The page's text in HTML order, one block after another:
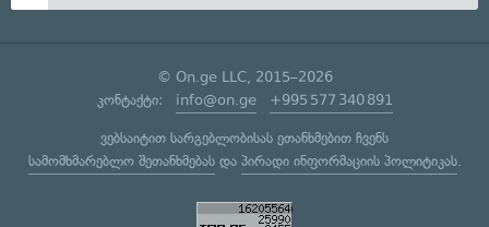
© On.ge LLC, 2015–2026
კონტაქტი: info@on.ge +995 577 340 891
ვებსაიტით სარგებლობისას ეთანხმებით ჩვენს
სამომხმარებლო შეთანხმებასდა პირადი ინფორმაციის პოლიტიკას.